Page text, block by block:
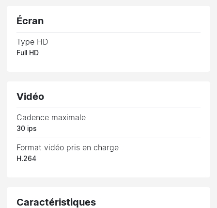
Écran
Type HD
Full HD
Vidéo
Cadence maximale
30 ips
Format vidéo pris en charge
H.264
Caractéristiques